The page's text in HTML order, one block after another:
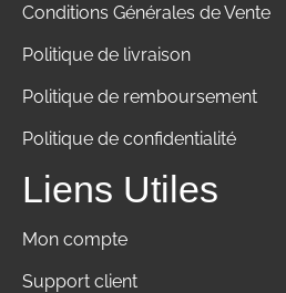
Conditions Générales de Vente
Politique de livraison
Politique de remboursement
Politique de confidentialité
Liens Utiles
Mon compte
Support client